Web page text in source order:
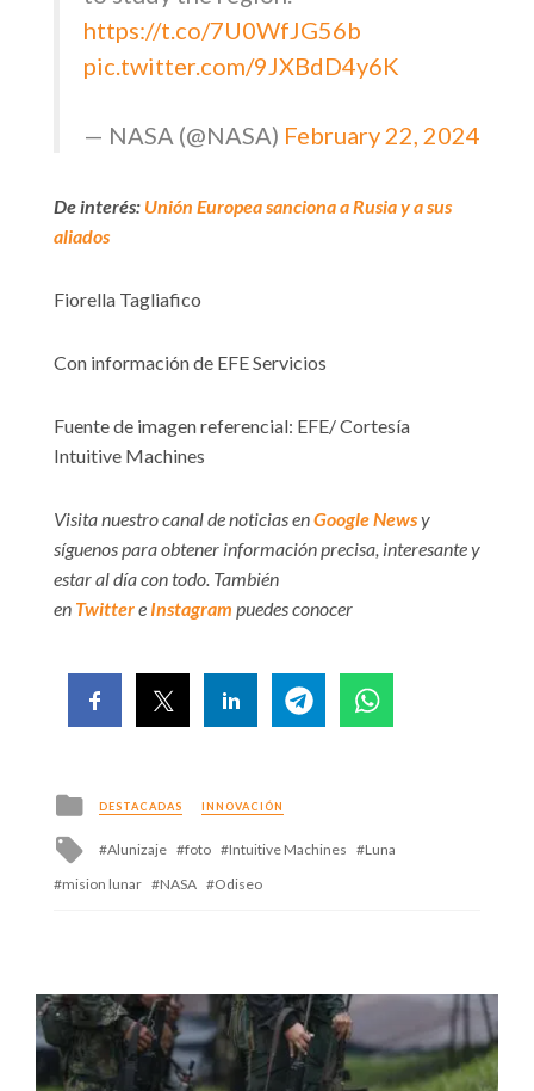
https://t.co/7U0WfJG56b
pic.twitter.com/9JXBdD4y6K
— NASA (@NASA) February 22, 2024
De interés: Unión Europea sanciona a Rusia y a sus
aliados
Fiorella Tagliafico
Con información de EFE Servicios
Fuente de imagen referencial: EFE/ Cortesía
Intuitive Machines
Visita nuestro canal de noticias enGoogle Newsy
síguenos para obtener información precisa, interesante y
estar al día con todo. También
en Twittere Instagram puedes conocer
Posted
in
DESTACADAS INNOVACIÓN
Tagged
Alunizaje foto Intuitive Machines
Luna
mision lunar
NASA Odiseo